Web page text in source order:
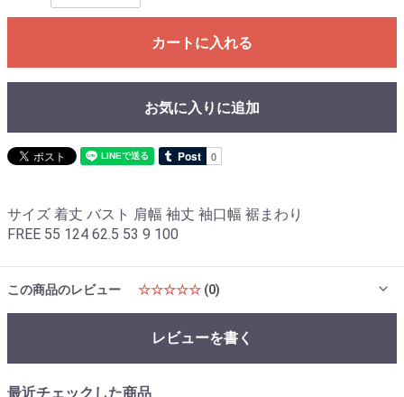
カートに入れる
お気に入りに追加
サイズ 着丈 バスト 肩幅 袖丈 袖口幅 裾まわり
FREE 55 124 62.5 53 9 100
この商品のレビュー ☆☆☆☆☆ (0)
レビューを書く
最近チェックした商品